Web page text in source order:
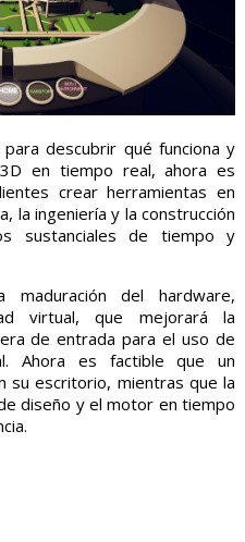
descubrir qué funciona y
en tiempo real, ahora es
crear herramientas en
la ingeniería y la construcción
sustanciales de tiempo y
maduración del hardware,
virtual, que mejorará la
de entrada para el uso de
Ahora es factible que un
su escritorio, mientras que la
diseño y el motor en tiempo